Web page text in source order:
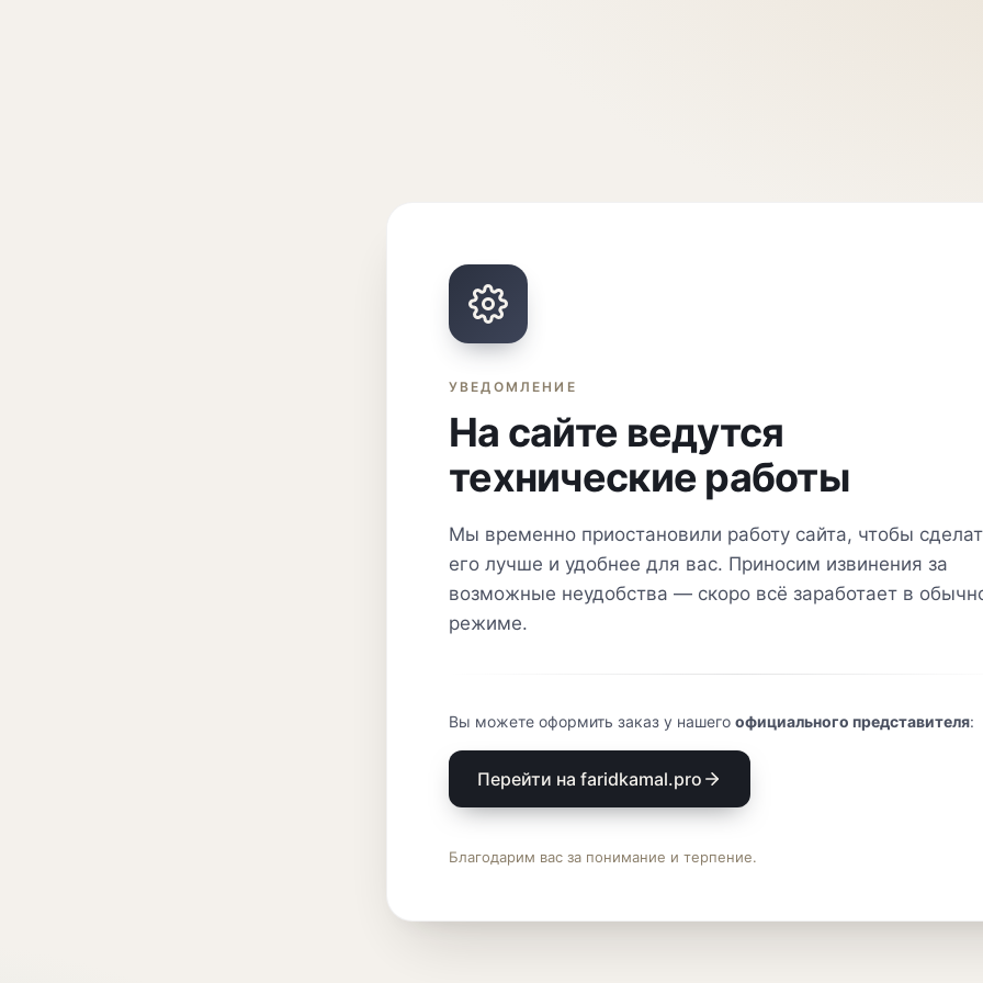
УВЕДОМЛЕНИЕ
На сайте ведутся
технические работы
Мы временно приостановили работу сайта, чтобы
его лучше и удобнее для вас. Приносим извинения за
возможные неудобства — скоро всё заработает в
режиме.
Вы можете оформить заказ у нашего официального представителя:
Перейти на faridkamal.pro
Благодарим вас за понимание и терпение.